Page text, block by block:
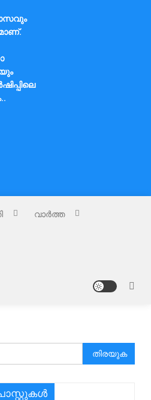
വാർത്ത
അനേഷിക്കുക